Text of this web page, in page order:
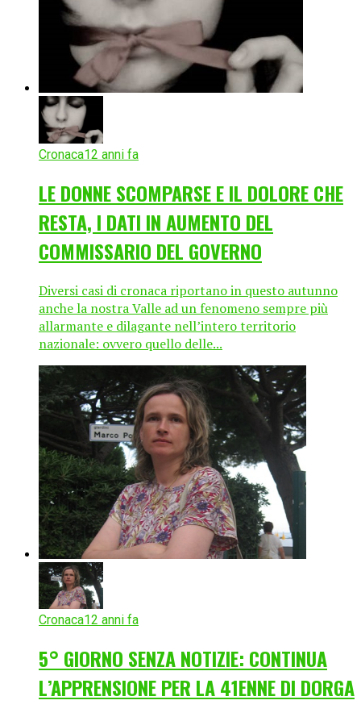
Cronaca12 anni fa
LE DONNE SCOMPARSE E IL DOLORE CHE
RESTA, I DATI IN AUMENTO DEL
COMMISSARIO DEL GOVERNO
Diversi casi di cronaca riportano in questo autunno
anche la nostra Valle ad un fenomeno sempre più
allarmante e dilagante nell’intero territorio
nazionale: ovvero quello delle...
Cronaca12 anni fa
5° GIORNO SENZA NOTIZIE: CONTINUA
L’APPRENSIONE PER LA 41ENNE DI DORGA